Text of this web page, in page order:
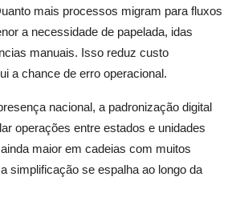
mais processos migram para fluxos
a necessidade de papelada, idas
manuais. Isso reduz custo
a chance de erro operacional.
nacional, a padronização digital
operações entre estados e unidades
maior em cadeias com muitos
simplificação se espalha ao longo da